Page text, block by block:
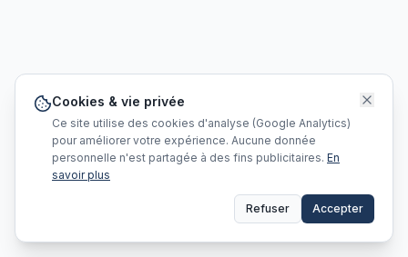
Cookies & vie privée
Ce site utilise des cookies d'analyse (Google Analytics)
pour améliorer votre expérience. Aucune donnée
personnelle n'est partagée à des fins publicitaires. En
savoir plus
Refuser Accepter